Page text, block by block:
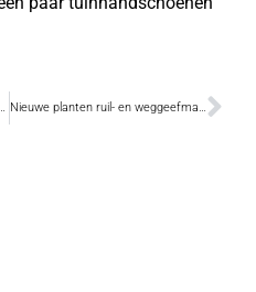
Dendermonde sluit aan bij het War Heritage Institute Nieuwe planten ruil- en weggeefmarkt